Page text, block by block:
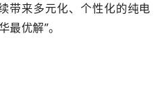
带来多元化、个性化的纯电
优解”。